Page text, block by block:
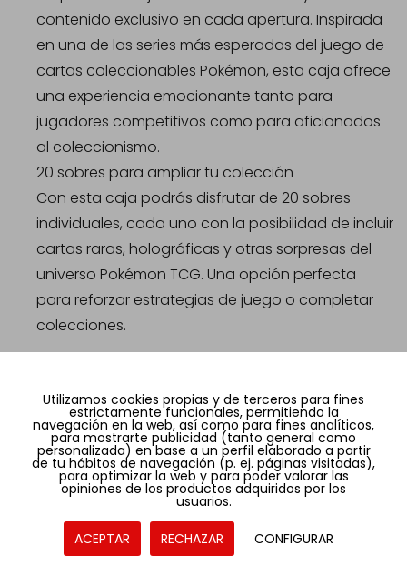
contenido exclusivo en cada apertura. Inspirada
en una de las series más esperadas del juego de
cartas coleccionables Pokémon, esta caja ofrece
una experiencia emocionante tanto para
jugadores competitivos como para aficionados
al coleccionismo.
20 sobres para ampliar tu colección
Con esta caja podrás disfrutar de 20 sobres
individuales, cada uno con la posibilidad de incluir
cartas raras, holográficas y otras sorpresas del
universo Pokémon TCG. Una opción perfecta
para reforzar estrategias de juego o completar
colecciones.
Contenido oficial Pokémon Trading Card Game
Ideal para coleccionistas y jugadores
Diseño inspirado en Black Bolt
La colección Black Bolt destaca por su diseño
visual llamativo y su temática centrada en
Pokémon icónicos. El arte de la caja y los sobres
Utilizamos cookies propias y de terceros para fines
estrictamente funcionales, permitiendo la
navegación en la web, así como para fines analíticos,
para mostrarte publicidad (tanto general como
personalizada) en base a un perfil elaborado a partir
de tu hábitos de navegación (p. ej. páginas visitadas),
para optimizar la web y para poder valorar las
opiniones de los productos adquiridos por los
usuarios.
ACEPTAR RECHAZAR CONFIGURAR